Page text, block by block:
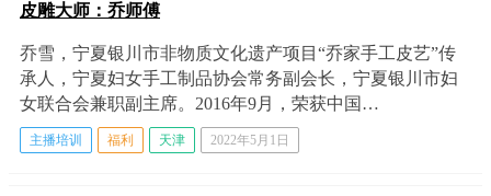
皮雕大师：乔师傅
乔雪，宁夏银川市非物质文化遗产项目“乔家手工皮艺”传
承人，宁夏妇女手工制品协会常务副会长，宁夏银川市妇
女联合会兼职副主席。2016年9月，荣获中国…
主播培训 福利 天津 2022年5月1日